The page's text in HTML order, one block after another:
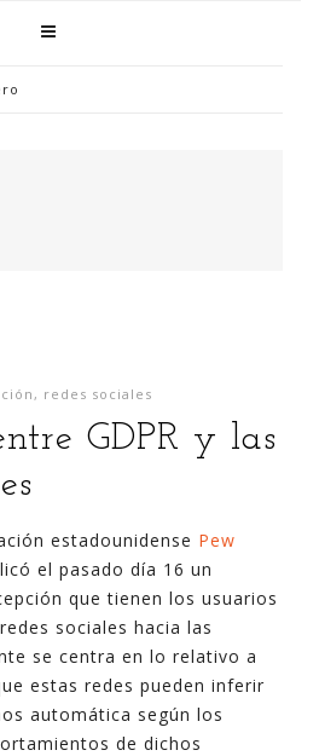
, redes sociales
GDPR y las
estadounidense Pew
el pasado día 16 un
que tienen los usuarios
sociales hacia las
se centra en lo relativo a
estas redes pueden inferir
automática según los
de dichos